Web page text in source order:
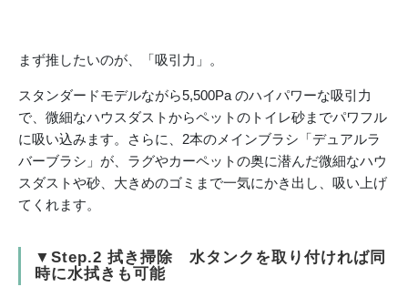
まず推したいのが、「吸引力」。
スタンダードモデルながら5,500Pa のハイパワーな吸引力
で、微細なハウスダストからペットのトイレ砂までパワフル
に吸い込みます。さらに、2本のメインブラシ「デュアルラ
バーブラシ」が、ラグやカーペットの奥に潜んだ微細なハウ
スダストや砂、大きめのゴミまで一気にかき出し、吸い上げ
てくれます。
▼Step.2 拭き掃除 水タンクを取り付ければ同
時に水拭きも可能